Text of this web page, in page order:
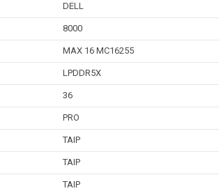
DELL
8000
MAX 16 MC16255
LPDDR5X
36
PRO
TAIP
TAIP
TAIP